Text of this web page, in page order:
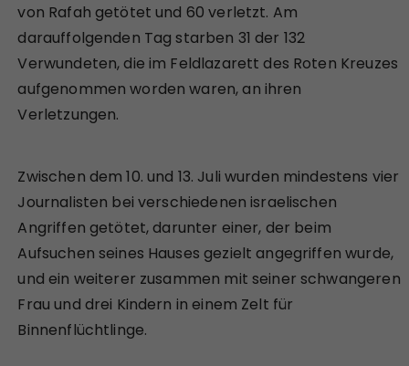
von Rafah getötet und 60 verletzt. Am
darauffolgenden Tag starben 31 der 132
Verwundeten, die im Feldlazarett des Roten Kreuzes
aufgenommen worden waren, an ihren
Verletzungen.
Zwischen dem 10. und 13. Juli wurden mindestens vier
Journalisten bei verschiedenen israelischen
Angriffen getötet, darunter einer, der beim
Aufsuchen seines Hauses gezielt angegriffen wurde,
und ein weiterer zusammen mit seiner schwangeren
Frau und drei Kindern in einem Zelt für
Binnenflüchtlinge.